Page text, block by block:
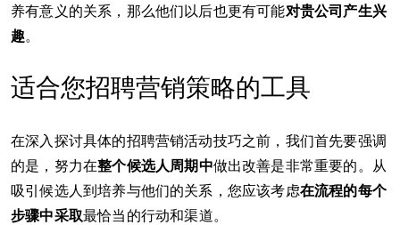
养有意义的关系，那么他们以后也更有可能对贵公司产生兴
趣。
适合您招聘营销策略的工具
在深入探讨具体的招聘营销活动技巧之前，我们首先要强调
的是，努力在整个候选人周期中做出改善是非常重要的。从
吸引候选人到培养与他们的关系，您应该考虑在流程的每个
步骤中采取最恰当的行动和渠道。